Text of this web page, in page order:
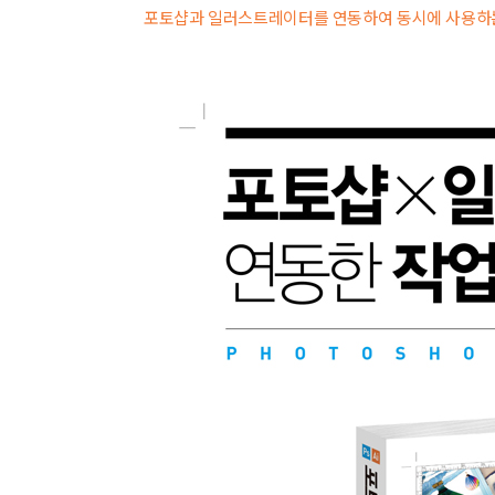
포토샵과 일러스트레이터를 연동하여 동시에 사용